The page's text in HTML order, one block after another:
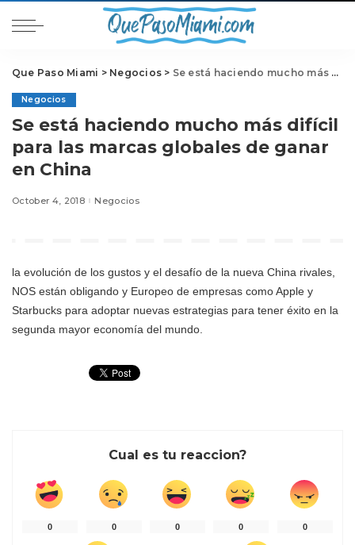
Que Paso Miami > Negocios > Se está haciendo mucho más difícil para las marcas globales de ganar en China
Negocios
Se está haciendo mucho más difícil
para las marcas globales de ganar
en China
October 4, 2018 Negocios
la evolución de los gustos y el desafío de la nueva China rivales,
NOS están obligando y Europeo de empresas como Apple y
Starbucks para adoptar nuevas estrategias para tener éxito en la
segunda mayor economía del mundo.
Cual es tu reaccion?
0 0 0 0 0